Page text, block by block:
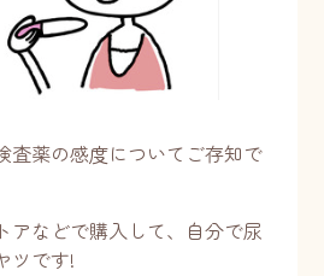
薬の感度についてご存知で
アなどで購入して、自分で尿
ツです!